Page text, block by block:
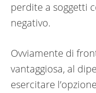
perdite a soggetti
negativo.
Ovviamente di
vantaggiosa, al
esercitare